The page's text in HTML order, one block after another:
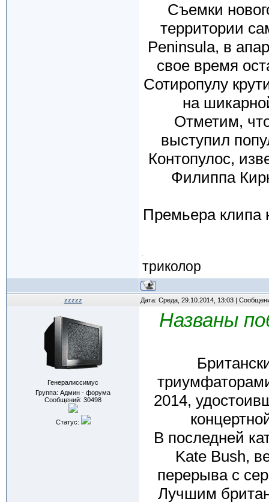
Съемки
территории
Peninsula, в
свое время
Сотиропулу
на
Отметим,
выступил
Контопулос,
Филиппа
Премьера клипа
триколор
zzzzz Дата: Среда, 29.10.2014, 13:03 |
Генералиссимус
Группа: Админ - форума
Сообщений: 30498
Статус:
Названы
2014,
В последней
Kate Bush,
перерыва с
Лучшим